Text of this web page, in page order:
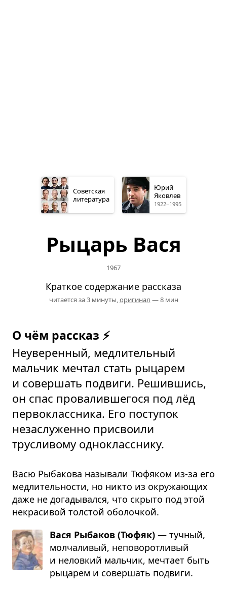
Советская
литература
Юрий
Яковлев
1922–1995
Рыцарь Вася
1967
Краткое содержание рассказа
читается за 3 минуты,оригинал — 8 мин
О чём рассказ ⚡
Неуверенный, медлительный
мальчик мечтал стать рыцарем
и совершать подвиги. Решившись,
он спас провалившегося под лёд
первоклассника. Его поступок
незаслуженно присвоили
трусливому однокласснику.
Васю Рыбакова называли Тюфяком из-за его
медлительности, но никто из окружающих
даже не догадывался, что скрыто под этой
некрасивой толстой оболочкой.
Вася Рыбаков (Тюфяк) — тучный,
молча­ливый, непо­во­рот­ливый
и неловкий мальчик, мечтает быть
рыцарем и совер­шать подвиги.